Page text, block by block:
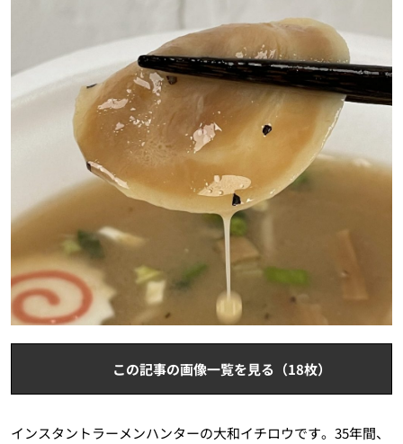
この記事の画像一覧を見る（18枚）
インスタントラーメンハンターの大和イチロウです。35年間、